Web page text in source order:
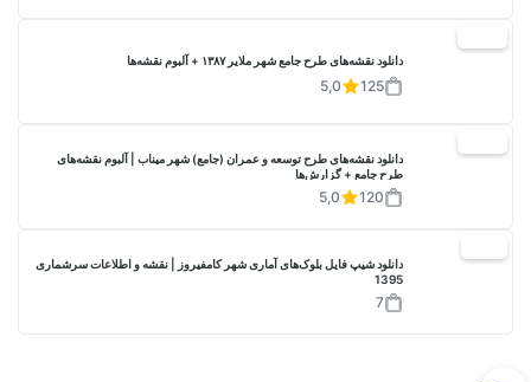
دانلود نقشه‌های طرح جامع شهر ملایر ۱۳۸۷ + آلبوم نقشه‌ها
125
5,0
دانلود نقشه‌های طرح توسعه و عمران (جامع) شهر میناب | آلبوم نقشه‌های
طرح جامع + گزارش‌ها
120
5,0
دانلود شیپ فایل بلوک‌های آماری شهر کامفیروز | نقشه و اطلاعات سرشماری
1395
7